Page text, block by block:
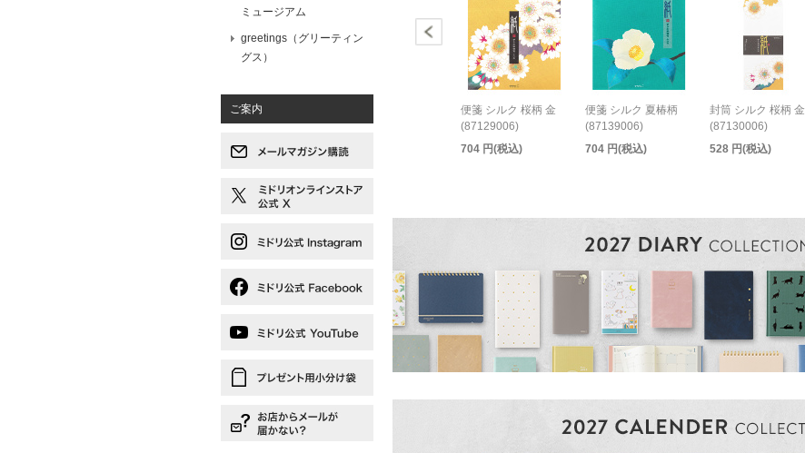
ミュージアム
greetings（グリーティン
グス）
ご案内
便箋 シルク 桜柄 金
(87129006)
704 円(税込)
便箋 シルク 夏椿柄
(87139006)
704 円(税込)
封筒 シルク 桜柄 金
(87130006)
528 円(税込)